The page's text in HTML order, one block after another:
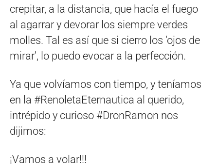
crepitar, a la distancia, que hacía el fuego
al agarrar y devorar los siempre verdes
molles. Tal es así que si cierro los ‘ojos de
mirar’, lo puedo evocar a la perfección.
Ya que volvíamos con tiempo, y teníamos
en la #RenoletaEternautica al querido,
intrépido y curioso #DronRamon nos
dijimos:
¡Vamos a volar!!!